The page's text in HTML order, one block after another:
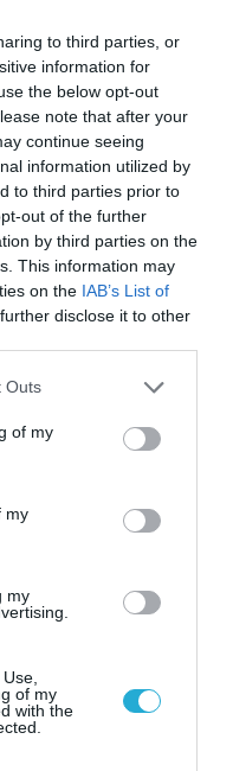
to third parties, or
information for
the below opt-out
note that after your
continue seeing
information utilized by
to third parties prior to
out of the further
by third parties on the
This information may
on the IAB’s List of
disclose it to other
one or more Google
You may click to
its third-party tags to
in below Google
Outs
of my
my
my
of my
with the
μόλις 5 χλμ.
στο Ντονέτσκ
στην